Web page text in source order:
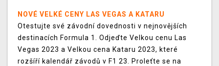
NOVÉ VELKÉ CENY LAS VEGAS A KATARU
Otestujte své závodní dovednosti v nejnovějších
destinacích Formula 1. Odjeďte Velkou cenu Las
Vegas 2023 a Velkou cena Kataru 2023, které
rozšíří kalendář závodů v F1 23. Proleťte se na